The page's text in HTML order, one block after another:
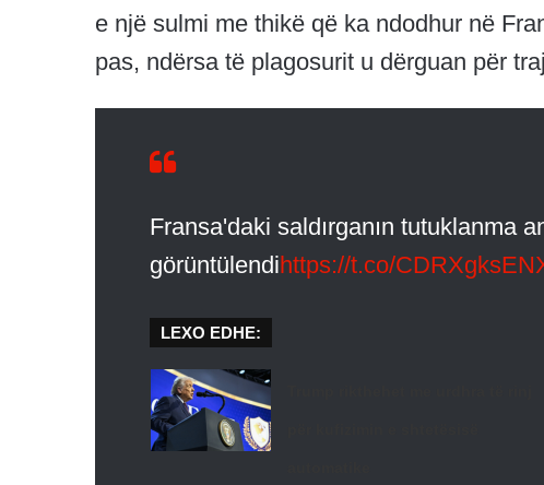
e një sulmi me thikë që ka ndodhur në
pas, ndërsa të plagosurit u dërguan për
Fransa'daki saldırganın tutuklanma
görüntülendihttps://t.co/
LEXO EDHE: